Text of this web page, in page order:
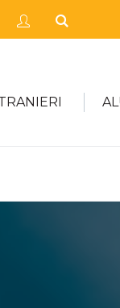
Eventi
Icona My Civica
Icona